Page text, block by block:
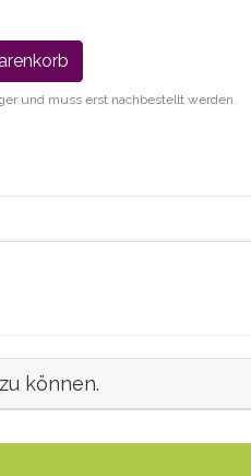
und muss erst nachbestellt werden.
können.